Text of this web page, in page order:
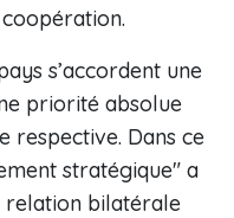
s’accordent une
priorité absolue
respective. Dans ce
stratégique" a
relation bilatérale